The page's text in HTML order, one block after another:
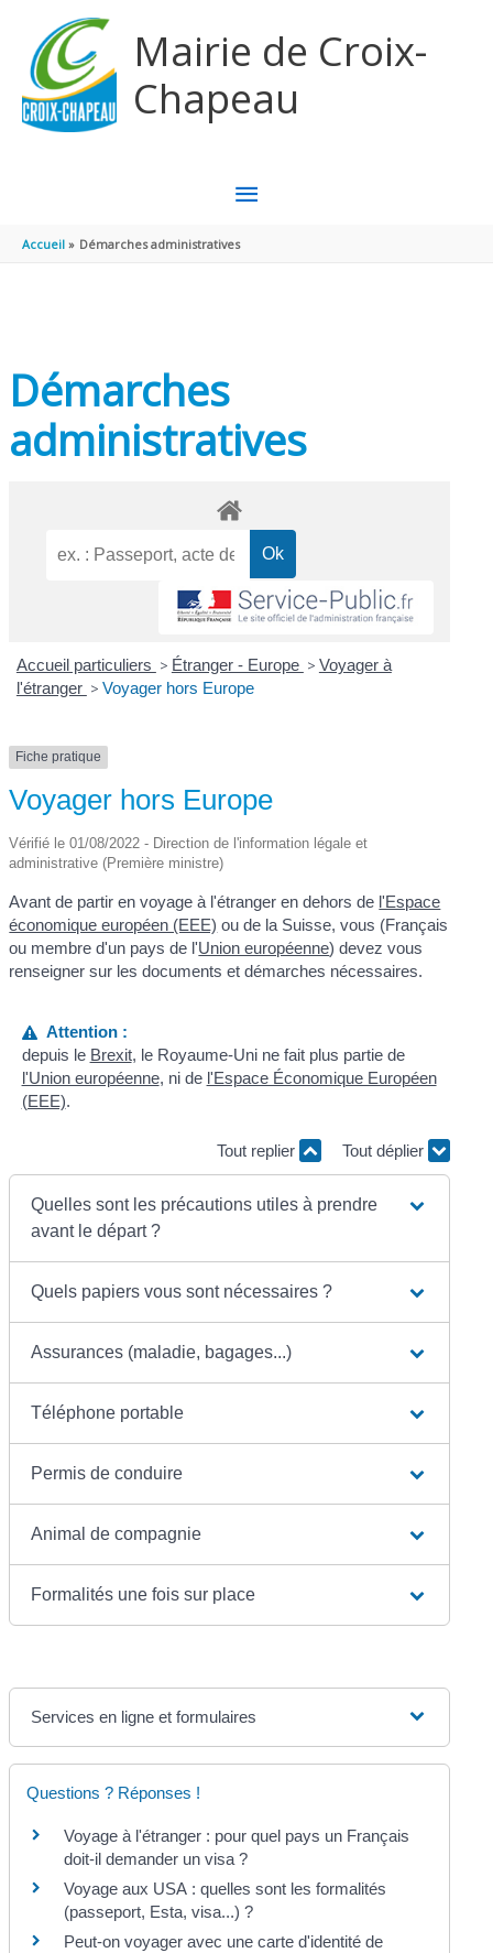
Mairie de Croix-
Chapeau
MENU
PRINCIPAL
Accueil Démarches administratives
Démarches
administratives
Accueil particuliers > Étranger - Europe > Voyager à
l'étranger > Voyager hors Europe
Fiche pratique
Voyager hors Europe
Vérifié le 01/08/2022 - Direction de l'information légale et
administrative (Première ministre)
Avant de partir en voyage à l'étranger en dehors de l'Espace
économique européen (EEE) ou de la Suisse, vous (Français
ou membre d'un pays de l'Union européenne) devez vous
renseigner sur les documents et démarches nécessaires.
Attention :
depuis le Brexit, le Royaume-Uni ne fait plus partie de
l'Union européenne, ni de l'Espace Économique Européen
(EEE).
Tout replier Tout déplier
Quelles sont les précautions utiles à prendre
avant le départ ?
Quels papiers vous sont nécessaires ?
Assurances (maladie, bagages...)
Téléphone portable
Permis de conduire
Animal de compagnie
Formalités une fois sur place
Services en ligne et formulaires
Questions ? Réponses !
Voyage à l'étranger : pour quel pays un Français
doit-il demander un visa ?
Voyage aux USA : quelles sont les formalités
(passeport, Esta, visa...) ?
Peut-on voyager avec une carte d'identité de